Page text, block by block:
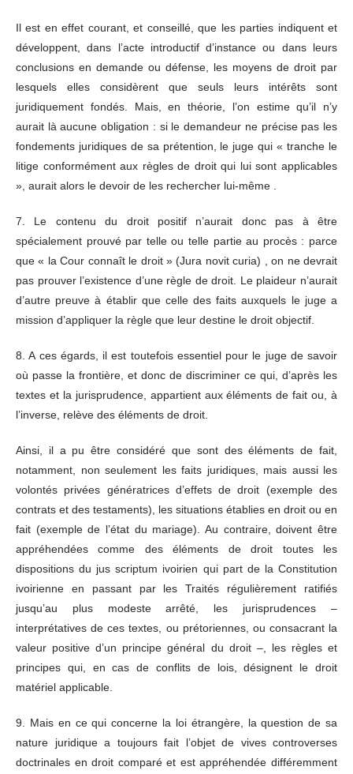
Il est en effet courant, et conseillé, que les parties indiquent et
développent, dans l’acte introductif d’instance ou dans leurs
conclusions en demande ou défense, les moyens de droit par
lesquels elles considèrent que seuls leurs intérêts sont
juridiquement fondés. Mais, en théorie, l’on estime qu’il n’y
aurait là aucune obligation : si le demandeur ne précise pas les
fondements juridiques de sa prétention, le juge qui « tranche le
litige conformément aux règles de droit qui lui sont applicables
», aurait alors le devoir de les rechercher lui-même .
7. Le contenu du droit positif n’aurait donc pas à être
spécialement prouvé par telle ou telle partie au procès : parce
que « la Cour connaît le droit » (Jura novit curia) , on ne devrait
pas prouver l’existence d’une règle de droit. Le plaideur n’aurait
d’autre preuve à établir que celle des faits auxquels le juge a
mission d’appliquer la règle que leur destine le droit objectif.
8. A ces égards, il est toutefois essentiel pour le juge de savoir
où passe la frontière, et donc de discriminer ce qui, d’après les
textes et la jurisprudence, appartient aux éléments de fait ou, à
l’inverse, relève des éléments de droit.
Ainsi, il a pu être considéré que sont des éléments de fait,
notamment, non seulement les faits juridiques, mais aussi les
volontés privées génératrices d’effets de droit (exemple des
contrats et des testaments), les situations établies en droit ou en
fait (exemple de l’état du mariage). Au contraire, doivent être
appréhendées comme des éléments de droit toutes les
dispositions du jus scriptum ivoirien qui part de la Constitution
ivoirienne en passant par les Traités régulièrement ratifiés
jusqu’au plus modeste arrêté, les jurisprudences –
interprétatives de ces textes, ou prétoriennes, ou consacrant la
valeur positive d’un principe général du droit –, les règles et
principes qui, en cas de conflits de lois, désignent le droit
matériel applicable.
9. Mais en ce qui concerne la loi étrangère, la question de sa
nature juridique a toujours fait l’objet de vives controverses
doctrinales en droit comparé et est appréhendée différemment